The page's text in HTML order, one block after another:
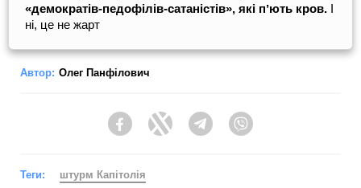
«демократів-педофілів-сатаністів», які пʼють кров. І
ні, це не жарт
Автор: Олег Панфілович
FacebookTwitter Telegram
Теги: штурм Капітолія